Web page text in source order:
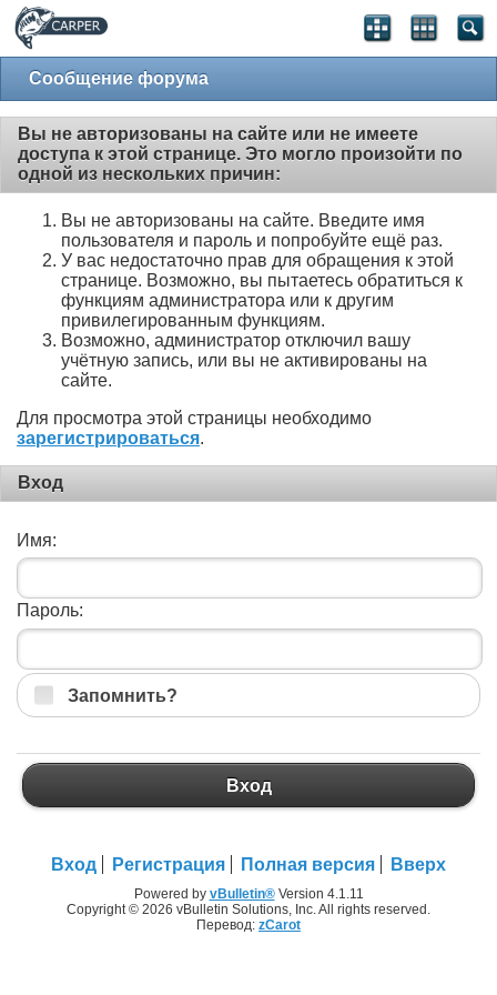
Сообщение форума
Вы не авторизованы на сайте или не имеете
доступа к этой странице. Это могло произойти по
одной из нескольких причин:
Вы не авторизованы на сайте. Введите имя
пользователя и пароль и попробуйте ещё раз.
У вас недостаточно прав для обращения к этой
странице. Возможно, вы пытаетесь обратиться к
функциям администратора или к другим
привилегированным функциям.
Возможно, администратор отключил вашу
учётную запись, или вы не активированы на
сайте.
Для просмотра этой страницы необходимо
зарегистрироваться.
Вход
Имя:
Пароль:
Запомнить?
Вход
Вход Регистрация Полная версия Вверх
Powered by vBulletin®Version 4.1.11
Copyright © 2026 vBulletin Solutions, Inc. All rights reserved.
Перевод: zCarot